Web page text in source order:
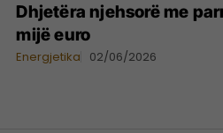
Dhjetëra njehsorë me
mijë euro
Energjetika 02/06/2026